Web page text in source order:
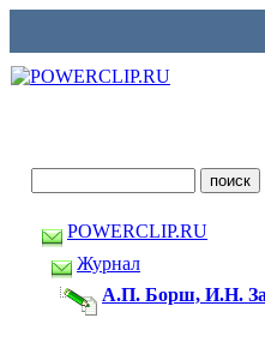
POWERCLIP.RU
Журнал
А.П. Борш, И.Н.